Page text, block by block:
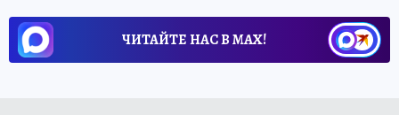
ЧИТАЙТЕ НАС В МАХ!